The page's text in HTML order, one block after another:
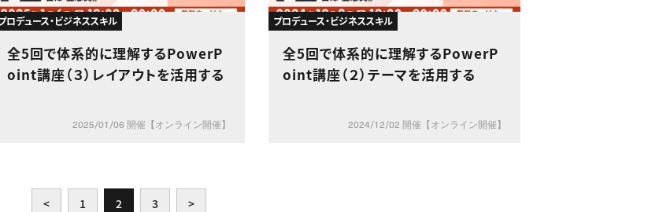
ロデュース・ビジネススキル
全5回で体系的に理解するPowerP
oint講座（３）レイアウトを活用する
2025/01/06 開催【オンライン開催】
プロデュース・ビジネススキル
全5回で体系的に理解するPowerP
oint講座（２）テーマを活用する
2024/12/02 開催【オンライン開催】
< 1 2 3 >